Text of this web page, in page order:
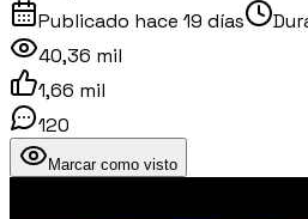
Publicado hace 19 días
40,36 mil
1,66 mil
120
Marcar como visto